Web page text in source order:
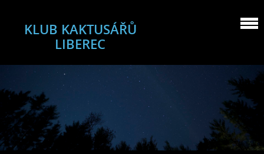
KLUB KAKTUSÁŘŮ
LIBEREC